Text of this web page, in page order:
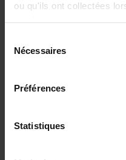
ou qu'ils ont collectées
Nécessaires
Préférences
Statistiques